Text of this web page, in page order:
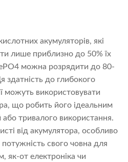
акумуляторів, які
лише приблизно до 50% їх
можна розрядити до 80-
до глибокого
можуть використовувати
що робить його ідеальним
тривалого використання.
від акумулятора, особливо
свого човна для
як-от електроніка чи